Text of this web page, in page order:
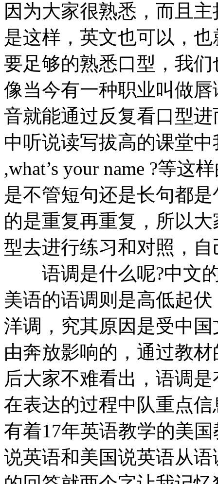
因为大家很熟悉，而且
是这样，英文也可以，
要足够的熟悉口型，我
像当今有一种职业叫做
音就能通过反复看口型
中听说读写拔高的课堂中
,what’s your name ?等这
是不管短句还是长句都
的是重复再重复，所以
型去进行练习和对照，
语调是什么呢?中文的
美语的语调则是高低起
洋调，究其原因是受中
由奔放影响的，通过教
后大家不难看出，语调
在表达的过程中队重点
有着17年英语教学的美
说英语和美国说英语从